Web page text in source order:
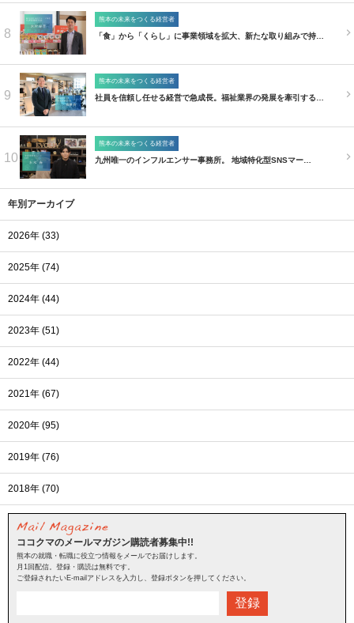
8
熊本の未来をつくる経営者
「食」から「くらし」に事業領域を拡大、新たな取り組みで持…
9
熊本の未来をつくる経営者
社員を信頼し任せる経営で急成長。福祉業界の発展を牽引する…
10
熊本の未来をつくる経営者
九州唯一のインフルエンサー事務所。 地域特化型SNSマー…
年別アーカイブ
2026年 (33)
2025年 (74)
2024年 (44)
2023年 (51)
2022年 (44)
2021年 (67)
2020年 (95)
2019年 (76)
2018年 (70)
ココクマのメールマガジン購読者募集中!!
熊本の就職・転職に役立つ情報をメールでお届けします。
月1回配信。登録・購読は無料です。
ご登録されたいE-mailアドレスを入力し、登録ボタンを押してください。
登録